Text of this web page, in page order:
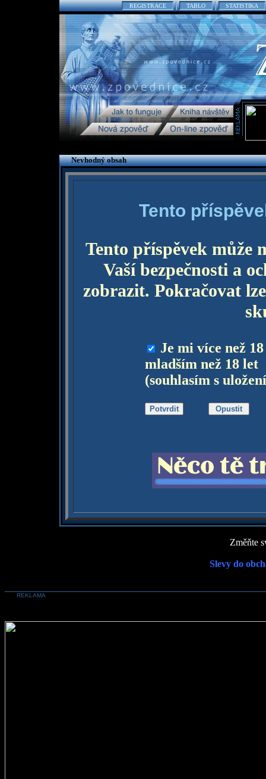
REGISTRACE TABLO STATISTIKA
Nevhodný obsah
Tento
Tento příspěvek může
Vaší bezpečnosti a
zobrazit. Pokračovat
Je mi více než
mladším než 18 let
(souhlasím s
Změňte
Slevy do
REKLAMA